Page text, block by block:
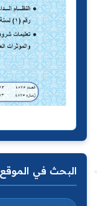
البحث في الموقع